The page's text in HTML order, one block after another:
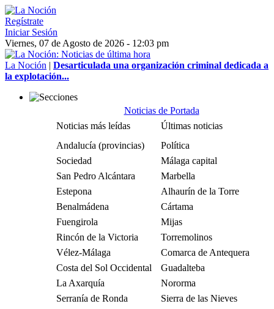
Regístrate
Iniciar Sesión
Viernes, 07 de Agosto de 2026 - 12:03 pm
La Noción | Desarticulada una organización criminal dedicada a
la explotación...
Noticias de Portada
Noticias más leídas
Últimas noticias
Andalucía (provincias)
Política
Sociedad
Málaga capital
San Pedro Alcántara
Marbella
Estepona
Alhaurín de la Torre
Benalmádena
Cártama
Fuengirola
Mijas
Rincón de la Victoria
Torremolinos
Vélez-Málaga
Comarca de Antequera
Costa del Sol Occidental
Guadalteba
La Axarquía
Nororma
Serranía de Ronda
Sierra de las Nieves